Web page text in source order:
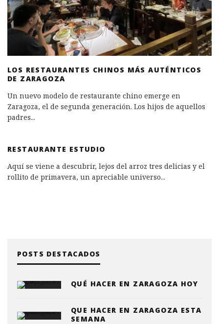
LOS RESTAURANTES CHINOS MÁS AUTÉNTICOS
DE ZARAGOZA
Un nuevo modelo de restaurante chino emerge en
Zaragoza, el de segunda generación. Los hijos de aquellos
padres...
RESTAURANTE ESTUDIO
Aquí se viene a descubrir, lejos del arroz tres delicias y el
rollito de primavera, un apreciable universo...
POSTS DESTACADOS
QUÉ HACER EN ZARAGOZA HOY
QUE HACER EN ZARAGOZA ESTA
SEMANA